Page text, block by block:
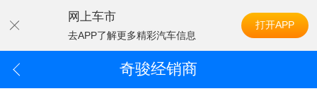
网上车市
去APP了解更多精彩汽车信息
打开APP
奇骏经销商